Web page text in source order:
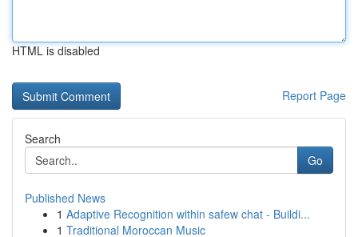
HTML is disabled
Report Page
Search
Go
Published News
1 Adaptive Recognition within safew chat - Buildi...
1 Traditional Moroccan Music